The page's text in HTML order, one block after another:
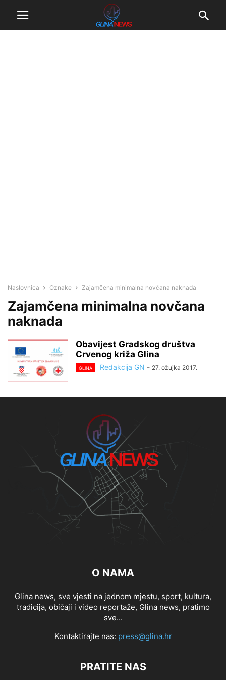
Naslovnica Oznake Zajamčena minimalna novčana naknada
Zajamčena minimalna novčana
naknada
Obavijest Gradskog društva
Crvenog križa Glina
GLINA Redakcija GN - 27. ožujka 2017.
O NAMA
Glina news, sve vjesti na jednom mjestu, sport, kultura,
tradicija, običaji i video reportaže, Glina news, pratimo
sve...
Kontaktirajte nas: press@glina.hr
PRATITE NAS